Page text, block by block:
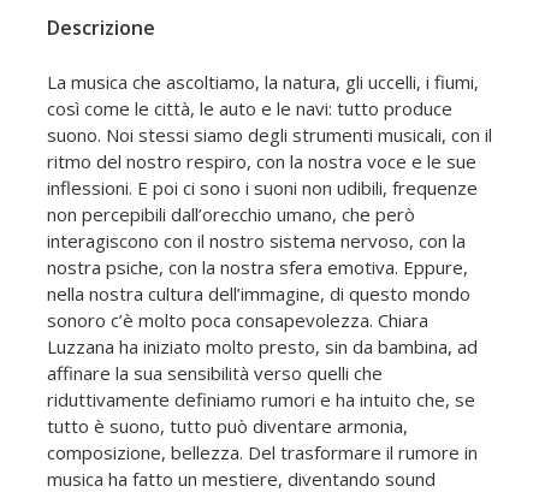
Descrizione
La musica che ascoltiamo, la natura, gli uccelli, i fiumi,
così come le città, le auto e le navi: tutto produce
suono. Noi stessi siamo degli strumenti musicali, con il
ritmo del nostro respiro, con la nostra voce e le sue
inflessioni. E poi ci sono i suoni non udibili, frequenze
non percepibili dall’orecchio umano, che però
interagiscono con il nostro sistema nervoso, con la
nostra psiche, con la nostra sfera emotiva. Eppure,
nella nostra cultura dell’immagine, di questo mondo
sonoro c’è molto poca consapevolezza. Chiara
Luzzana ha iniziato molto presto, sin da bambina, ad
affinare la sua sensibilità verso quelli che
riduttivamente definiamo rumori e ha intuito che, se
tutto è suono, tutto può diventare armonia,
composizione, bellezza. Del trasformare il rumore in
musica ha fatto un mestiere, diventando sound